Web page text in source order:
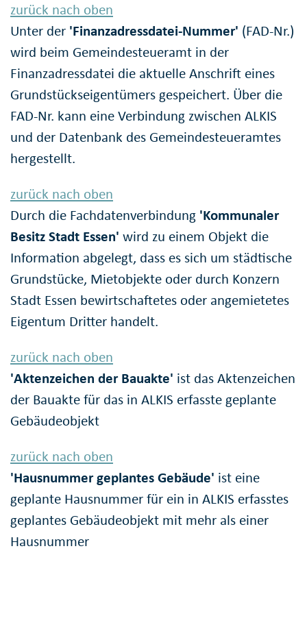
zurück nach oben
Unter der 'Finanzadressdatei-Nummer' (FAD-Nr.)
wird beim Gemeindesteueramt in der
Finanzadressdatei die aktuelle Anschrift eines
Grundstückseigentümers gespeichert. Über die
FAD-Nr. kann eine Verbindung zwischen ALKIS
und der Datenbank des Gemeindesteueramtes
hergestellt.
zurück nach oben
Durch die Fachdatenverbindung 'Kommunaler
Besitz Stadt Essen' wird zu einem Objekt die
Information abgelegt, dass es sich um städtische
Grundstücke, Mietobjekte oder durch Konzern
Stadt Essen bewirtschaftetes oder angemietetes
Eigentum Dritter handelt.
zurück nach oben
'Aktenzeichen der Bauakte' ist das Aktenzeichen
der Bauakte für das in ALKIS erfasste geplante
Gebäudeobjekt
zurück nach oben
'Hausnummer geplantes Gebäude' ist eine
geplante Hausnummer für ein in ALKIS erfasstes
geplantes Gebäudeobjekt mit mehr als einer
Hausnummer